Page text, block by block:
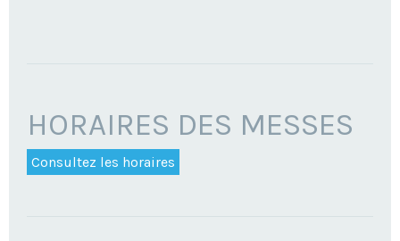
HORAIRES DES MESSES
Consultez les horaires